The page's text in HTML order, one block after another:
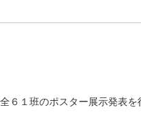
１班のポスター展示発表